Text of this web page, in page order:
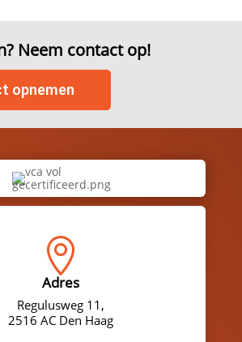
Neem contact op!
opnemen

Adres
Regulusweg 11,
2516 AC Den Haag